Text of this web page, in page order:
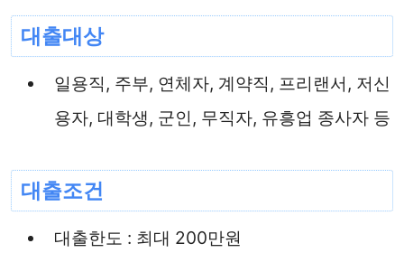
대출대상
일용직, 주부, 연체자, 계약직, 프리랜서, 저신
용자, 대학생, 군인, 무직자, 유흥업 종사자 등
대출조건
대출한도 : 최대 200만원